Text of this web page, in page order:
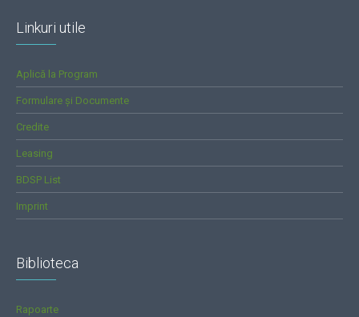
Linkuri utile
Aplică la Program
Formulare și Documente
Credite
Leasing
BDSP List
Imprint
Biblioteca
Rapoarte